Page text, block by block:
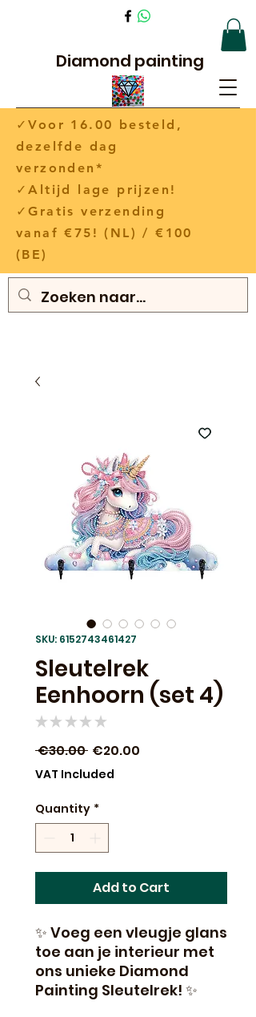
Diamond painting
✓Voor 16.00 besteld,
dezelfde dag
verzonden*
✓Altijd lage prijzen!
✓Gratis verzending
vanaf €75! (NL) / €100
(BE)
SKU: 6152743461427
Sleutelrek
Eenhoorn (set 4)
★ ★ ★ ★ ★
€30.00 Regular
Price
€20.00
VAT Included
Quantity *
Add to Cart
✨ Voeg een vleugje glans
toe aan je interieur met
ons unieke Diamond
Painting Sleutelrek! ✨